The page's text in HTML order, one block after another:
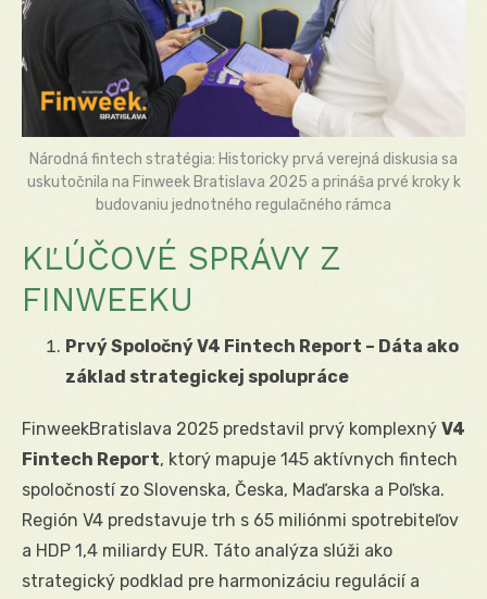
Národná fintech stratégia: Historicky prvá verejná diskusia sa
uskutočnila na Finweek Bratislava 2025 a prináša prvé kroky k
budovaniu jednotného regulačného rámca
KĽÚČOVÉ SPRÁVY Z
FINWEEKU
Prvý Spoločný V4 Fintech Report – Dáta ako
základ strategickej spolupráce
FinweekBratislava 2025 predstavil prvý komplexný V4
Fintech Report, ktorý mapuje 145 aktívnych fintech
spoločností zo Slovenska, Česka, Maďarska a Poľska.
Región V4 predstavuje trh s 65 miliónmi spotrebiteľov
a HDP 1,4 miliardy EUR. Táto analýza slúži ako
strategický podklad pre harmonizáciu regulácií a